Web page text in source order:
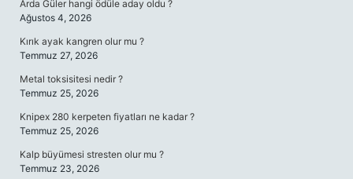
Arda Güler hangi ödüle aday oldu ?
Ağustos 4, 2026
Kırık ayak kangren olur mu ?
Temmuz 27, 2026
Metal toksisitesi nedir ?
Temmuz 25, 2026
Knipex 280 kerpeten fiyatları ne kadar ?
Temmuz 25, 2026
Kalp büyümesi stresten olur mu ?
Temmuz 23, 2026